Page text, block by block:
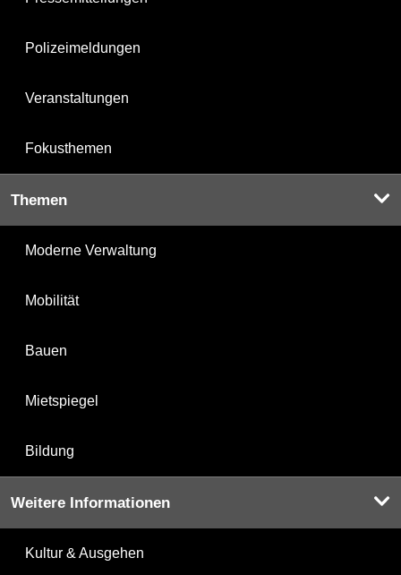
Polizeimeldungen
Veranstaltungen
Fokusthemen
Themen
Moderne Verwaltung
Mobilität
Bauen
Mietspiegel
Bildung
Weitere Informationen
Kultur & Ausgehen